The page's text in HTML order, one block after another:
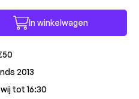
Voer de
In winkelwagen
2013
tot 16:30